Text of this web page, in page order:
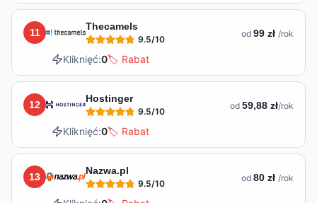
11
Thecamels
9.5/10 od 99 zł /rok
Kliknięć:0🏷️ Rabat
12
Hostinger
9.5/10 od 59,88 zł/rok
Kliknięć:0🏷️ Rabat
13
Nazwa.pl
9.5/10 od 80 zł /rok